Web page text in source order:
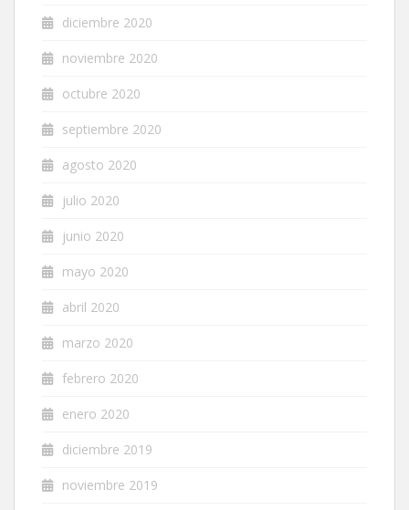
diciembre 2020
noviembre 2020
octubre 2020
septiembre 2020
agosto 2020
julio 2020
junio 2020
mayo 2020
abril 2020
marzo 2020
febrero 2020
enero 2020
diciembre 2019
noviembre 2019